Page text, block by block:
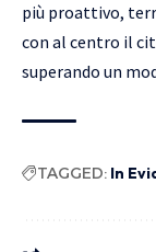
più proattivo,
con al centro il
superando un
TAGGED: In